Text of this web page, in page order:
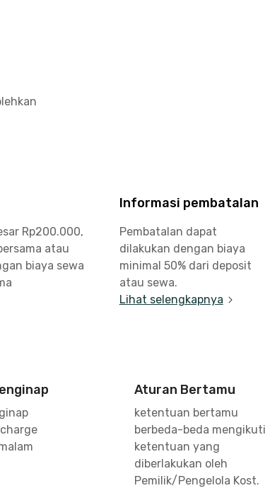
Rp200.000,
atau
biaya sewa
Informasi pembatalan
Pembatalan dapat
dilakukan dengan biaya
minimal 50% dari deposit
atau sewa.
Lihat selengkapnya
Aturan Bertamu
ketentuan bertamu
berbeda-beda mengikuti
ketentuan yang
diberlakukan oleh
Pemilik/Pengelola Kost.